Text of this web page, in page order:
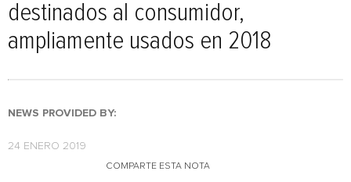
destinados al consumidor,
ampliamente usados en 2018
NEWS PROVIDED BY:
24 ENERO 2019
COMPARTE ESTA NOTA